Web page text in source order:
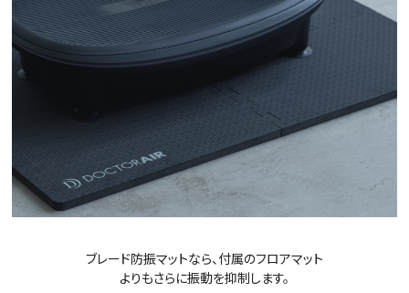
ブレード防振マットなら、付属のフロアマット
よりもさらに振動を抑制します。